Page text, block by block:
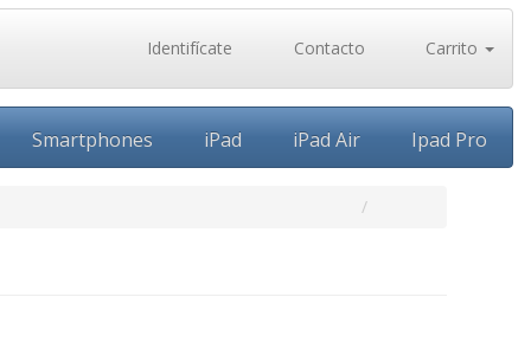
Identifícate Contacto Carrito
Smartphones iPad iPad Air Ipad Pro